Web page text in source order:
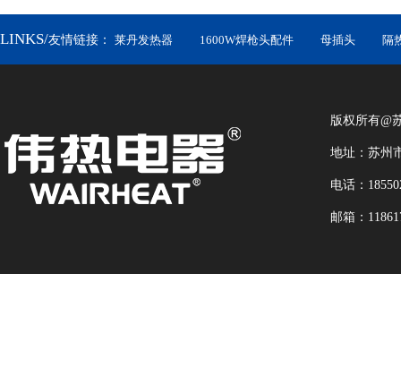
LINKS/友情链接： 莱丹发热器 1600W焊枪头配件 母插头 隔
版权所有@
地址：苏州
电话：
邮箱：